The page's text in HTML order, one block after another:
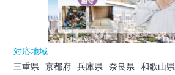
対応地域
三重県
京都府 兵庫県 奈良県 和歌山県